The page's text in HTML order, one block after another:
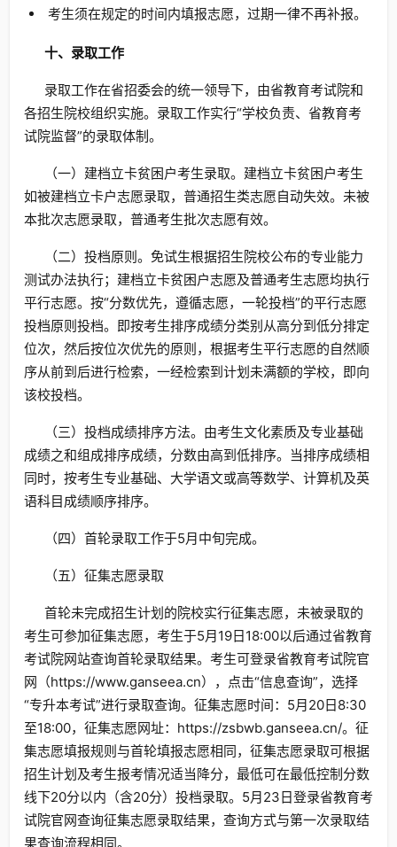
考生须在规定的时间内填报志愿，过期一律不再补报。
十、录取工作
录取工作在省招委会的统一领导下，由省教育考试院和
各招生院校组织实施。录取工作实行“学校负责、省教育考
试院监督”的录取体制。
（一）建档立卡贫困户考生录取。建档立卡贫困户考生
如被建档立卡户志愿录取，普通招生类志愿自动失效。未被
本批次志愿录取，普通考生批次志愿有效。
（二）投档原则。免试生根据招生院校公布的专业能力
测试办法执行；建档立卡贫困户志愿及普通考生志愿均执行
平行志愿。按“分数优先，遵循志愿，一轮投档”的平行志愿
投档原则投档。即按考生排序成绩分类别从高分到低分排定
位次，然后按位次优先的原则，根据考生平行志愿的自然顺
序从前到后进行检索，一经检索到计划未满额的学校，即向
该校投档。
（三）投档成绩排序方法。由考生文化素质及专业基础
成绩之和组成排序成绩，分数由高到低排序。当排序成绩相
同时，按考生专业基础、大学语文或高等数学、计算机及英
语科目成绩顺序排序。
（四）首轮录取工作于5月中旬完成。
（五）征集志愿录取
首轮未完成招生计划的院校实行征集志愿，未被录取的
考生可参加征集志愿，考生于5月19日18:00以后通过省教育
考试院网站查询首轮录取结果。考生可登录省教育考试院官
网（https://www.ganseea.cn），点击“信息查询”，选择
“专升本考试”进行录取查询。征集志愿时间：5月20日8:30
至18:00，征集志愿网址：https://zsbwb.ganseea.cn/。征
集志愿填报规则与首轮填报志愿相同，征集志愿录取可根据
招生计划及考生报考情况适当降分，最低可在最低控制分数
线下20分以内（含20分）投档录取。5月23日登录省教育考
试院官网查询征集志愿录取结果，查询方式与第一次录取结
果查询流程相同。